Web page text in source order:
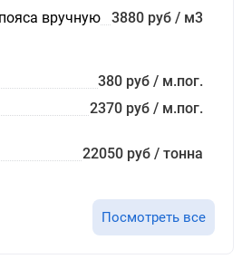
вручную 3880 руб / м3
380 руб / м.пог.
2370 руб / м.пог.
22050 руб / тонна
Посмотреть все